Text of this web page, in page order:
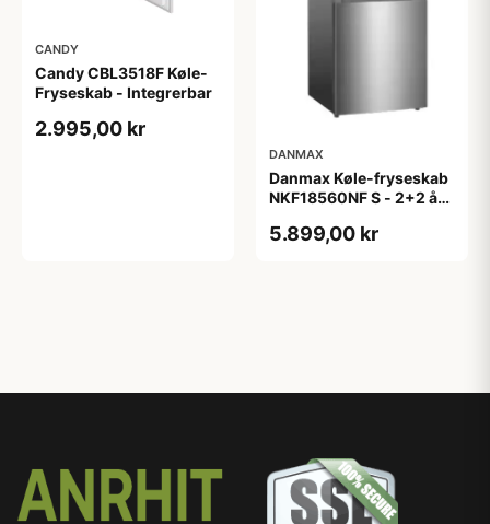
CANDY
Candy CBL3518F Køle-
Fryseskab - Integrerbar
2.995,00 kr
DANMAX
Danmax Køle-fryseskab
NKF18560NF S - 2+2 års
5.899,00 kr